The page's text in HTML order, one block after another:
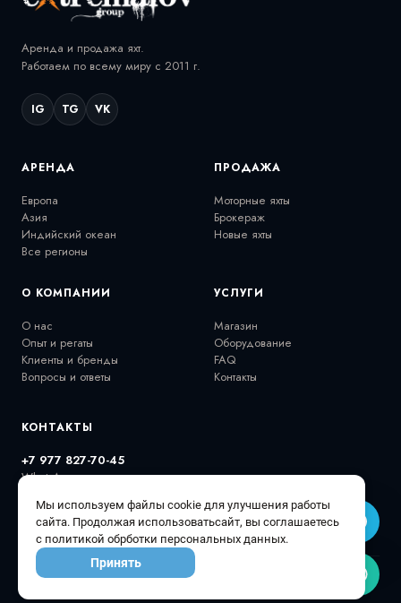
Аренда и продажа яхт.
Работаем по всему миру с 2011 г.
IG TG VK
АРЕНДА
Европа
Азия
Индийский океан
Все регионы
ПРОДАЖА
Моторные яхты
Брокераж
Новые яхты
О КОМПАНИИ
О нас
Опыт и регаты
Клиенты и бренды
Вопросы и ответы
УСЛУГИ
Магазин
Оборудование
FAQ
Контакты
КОНТАКТЫ
+7 977 827-70-45
WhatsApp
@extremalovyachts
© 2026 Extremalov Group •
Мы используем файлы cookie для улучшения работы
сайта. Продолжая использоватьсайт, вы соглашаетесь
с политикой обрботки персональных данных.
Принять